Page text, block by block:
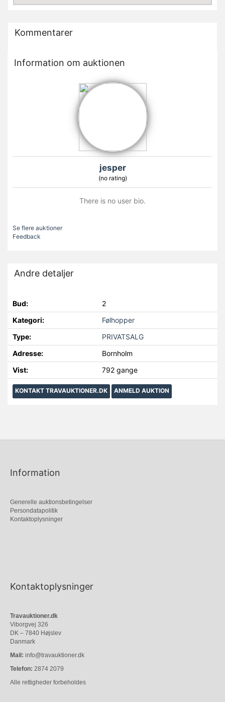
Kommentarer
Information om auktionen
jesper
(no rating)
There is no user bio.
Se flere auktioner
Feedback
Andre detaljer
Bud:
2
Kategori:
Følhopper
Type:
PRIVATSALG
Adresse:
Bornholm
Vist:
792 gange
KONTAKT TRAVAUKTIONER.DK ANMELD AUKTION
Information
Generelle auktionsbetingelser
Persondatapolitik
Kontaktoplysninger
Kontaktoplysninger
Travauktioner.dk
Viborgvej 326
DK – 7840 Højslev
Danmark
Mail: info@travauktioner.dk
Telefon: 2874 2079
Alle rettigheder forbeholdes